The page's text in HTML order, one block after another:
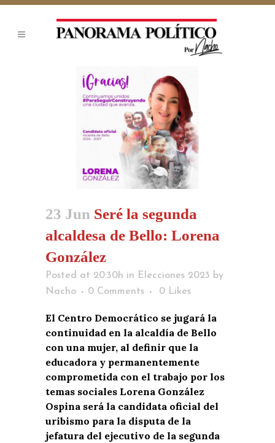
23 Jun Seré la segunda
alcaldesa de Bello: Lorena
González
Posted at 20:30h in Elecciones 2023 by
Nacho
0 Comments 0 Likes
El Centro Democrático se jugará la
continuidad en la alcaldía de Bello
con una mujer, al definir que la
educadora y permanentemente
comprometida con el trabajo por los
temas sociales Lorena González
Ospina será la candidata oficial del
uribismo para la disputa de la
jefatura del ejecutivo de la segunda